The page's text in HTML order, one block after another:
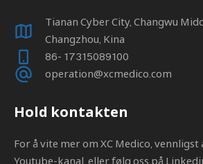
Tianan Cyber ​​City, Changwu
Changzhou, Kina
86- 17315089100
operation@xcmedico.com
Hold kontakten
For å vite mer om XC Medico,
Youtube-kanal, eller følg oss på